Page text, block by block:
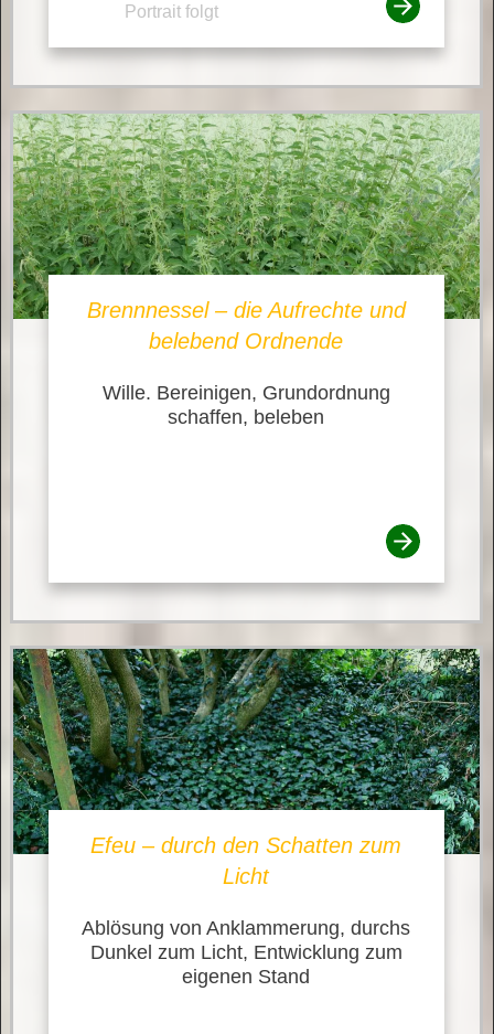
Portrait folgt
Brennnessel – die Aufrechte und
belebend Ordnende
Wille. Bereinigen, Grundordnung
schaffen, beleben
Efeu – durch den Schatten zum
Licht
Ablösung von Anklammerung, durchs
Dunkel zum Licht, Entwicklung zum
eigenen Stand